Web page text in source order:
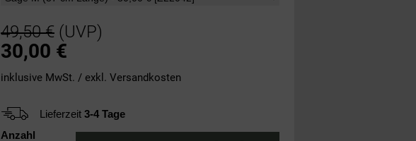
49,50 € (UVP)
30,00 €
inklusive MwSt. / exkl. Versandkosten
Lieferzeit 3-4 Tage
Anzahl